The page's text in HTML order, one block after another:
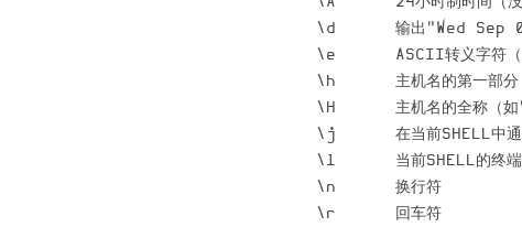
\d      输出"Wed Sep
\e      ASCII转义字符（
\h      主机名的第一部分
\H      主机名的全称（
\j      在当前SHELL中通
\l      当前SHELL的终端
\n      换行符
\r      回车符